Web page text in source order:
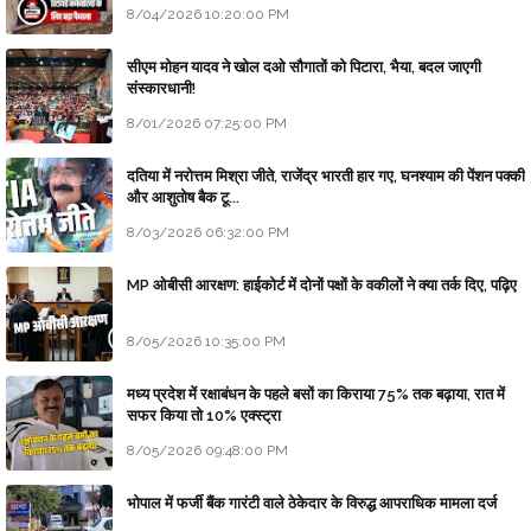
8/04/2026 10:20:00 PM
सीएम मोहन यादव ने खोल दओ सौगातों को पिटारा, भैया, बदल जाएगी
संस्कारधानी!
8/01/2026 07:25:00 PM
दतिया में नरोत्तम मिश्रा जीते, राजेंद्र भारती हार गए, घनश्याम की पेंशन पक्की
और आशुतोष बैक टू...
8/03/2026 06:32:00 PM
MP ओबीसी आरक्षण: हाईकोर्ट में दोनों पक्षों के वकीलों ने क्या तर्क दिए, पढ़िए
8/05/2026 10:35:00 PM
मध्य प्रदेश में रक्षाबंधन के पहले बसों का किराया 75% तक बढ़ाया, रात में
सफर किया तो 10% एक्स्ट्रा
8/05/2026 09:48:00 PM
भोपाल में फर्जी बैंक गारंटी वाले ठेकेदार के विरुद्ध आपराधिक मामला दर्ज